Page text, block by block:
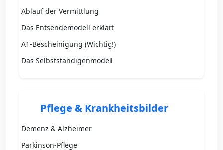
Ablauf der Vermittlung
Das Entsendemodell erklärt
A1-Bescheinigung (Wichtig!)
Das Selbstständigenmodell
Pflege & Krankheitsbilder
Demenz & Alzheimer
Parkinson-Pflege